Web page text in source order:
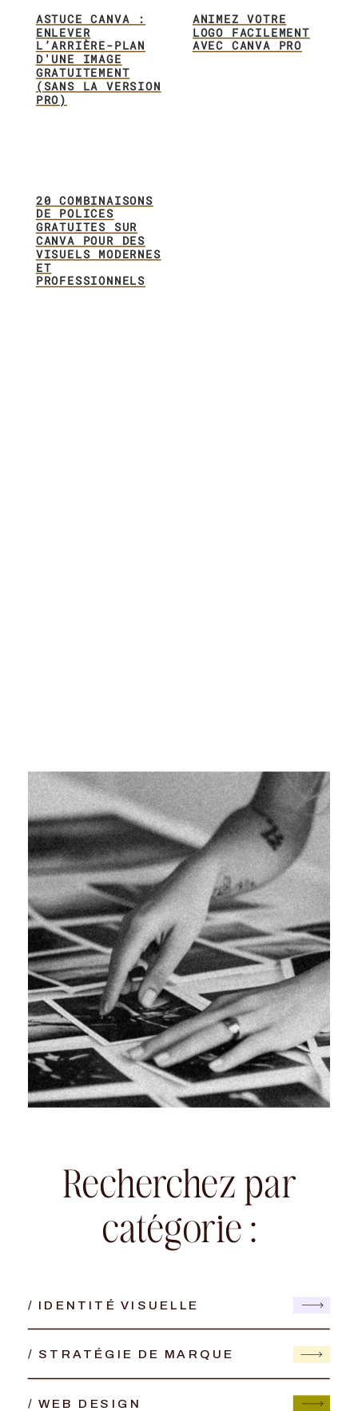
ASTUCE CANVA :
ENLEVER
L’ARRIÈRE-PLAN
D'UNE IMAGE
GRATUITEMENT
(SANS LA VERSION
PRO)
ANIMEZ VOTRE
LOGO FACILEMENT
AVEC CANVA PRO
20 COMBINAISONS
DE POLICES
GRATUITES SUR
CANVA POUR DES
VISUELS MODERNES
ET
PROFESSIONNELS
Recherchez par
catégorie :
/ IDENTITÉ VISUELLE
/ STRATÉGIE DE MARQUE
/ WEB DESIGN